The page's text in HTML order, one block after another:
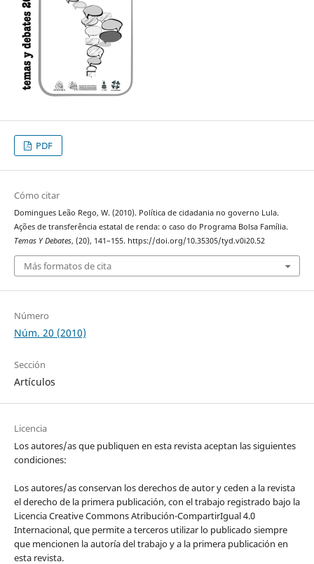
PDF
Cómo citar
Domingues Leão Rego, W. (2010). Política de cidadania no governo Lula.
Ações de transferência estatal de renda: o caso do Programa Bolsa Família.
Temas Y Debates, (20), 141–155. https://doi.org/10.35305/tyd.v0i20.52
Más formatos de cita
Número
Núm. 20 (2010)
Sección
Artículos
Licencia
Los autores/as que publiquen en esta revista aceptan las siguientes
condiciones:
Los autores/as conservan los derechos de autor y ceden a la revista
el derecho de la primera publicación, con el trabajo registrado bajo la
Licencia Creative Commons Atribución-CompartirIgual 4.0
Internacional, que permite a terceros utilizar lo publicado siempre
que mencionen la autoría del trabajo y a la primera publicación en
esta revista.